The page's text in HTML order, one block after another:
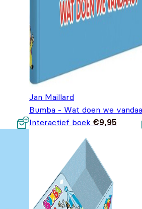
Jan Maillard
Bumba - Wat doen we
Interactief boek €9,95